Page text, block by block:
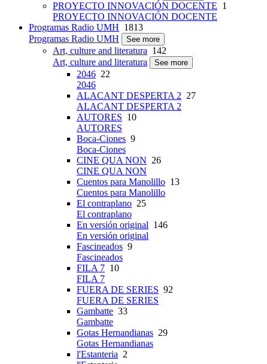
PROYECTO INNOVACIÓN DOCENTE 1
PROYECTO INNOVACIÓN DOCENTE
Programas Radio UMH 1813
Programas Radio UMH
See more
Art, culture and literatura 142
Art, culture and literatura
See more
2046 22
2046
ALACANT DESPERTA 2 27
ALACANT DESPERTA 2
AUTORES 10
AUTORES
Boca-Ciones 9
Boca-Ciones
CINE QUA NON 26
CINE QUA NON
Cuentos para Manolillo 13
Cuentos para Manolillo
El contraplano 25
El contraplano
En versión original 146
En versión original
Fascineados 9
Fascineados
FILA 7 10
FILA 7
FUERA DE SERIES 92
FUERA DE SERIES
Gambatte 33
Gambatte
Gotas Hernandianas 29
Gotas Hernandianas
l'Estanteria 2